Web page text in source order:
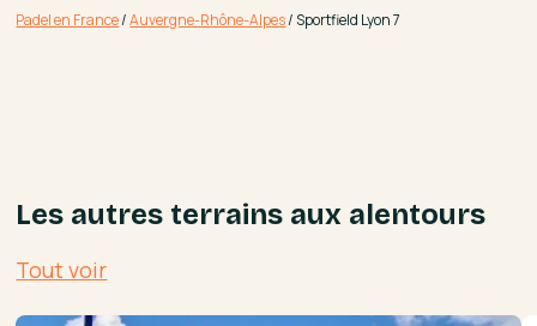
Padel en France/Auvergne-Rhône-Alpes/Sportfield Lyon 7
Les autres terrains aux alentours
Tout voir